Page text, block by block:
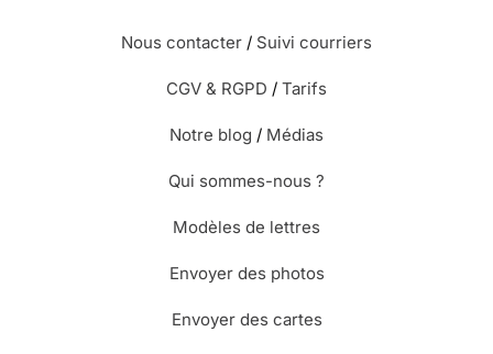
Nous contacter / Suivi courriers
CGV & RGPD / Tarifs
Notre blog / Médias
Qui sommes-nous ?
Modèles de lettres
Envoyer des photos
Envoyer des cartes